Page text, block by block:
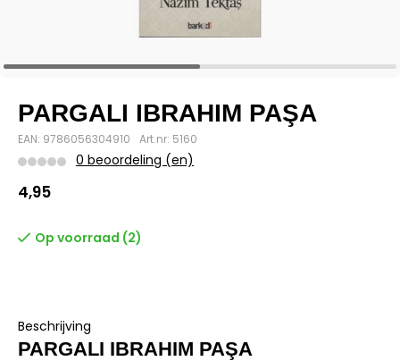
PARGALI IBRAHIM PAŞA
EAN: 9786056304910 Art.nr: 5160
0 beoordeling (en)
4,95
Op voorraad (2)
Beschrijving
PARGALI IBRAHIM PAŞA